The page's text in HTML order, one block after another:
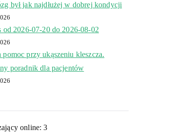
był jak najdłużej w dobrej kondycji
od 2026-07-20 do 2026-08-02
pomoc przy ukąszeniu kleszcza.
poradnik dla pacjentów
online:3